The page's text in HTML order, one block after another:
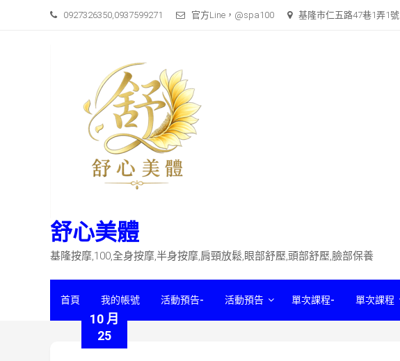
0927326350,0937599271 官方Line，@spa100 基隆市仁五路47巷1弄1號
舒心美體
基隆按摩,100,全身按摩,半身按摩,肩頸放鬆,眼部舒壓,頭部舒壓,臉部保養
首頁 我的帳號 活動預告- 活動預告 單次課程- 單次課程
10 月
25